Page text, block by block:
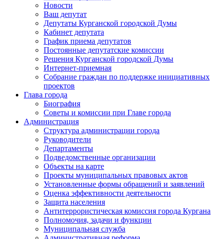
Новости
Ваш депутат
Депутаты Курганской городской Думы
Кабинет депутата
График приема депутатов
Постоянные депутатские комиссии
Решения Курганской городской Думы
Интернет-приемная
Собрание граждан по поддержке инициативных
проектов
Глава города
Биография
Советы и комиссии при Главе города
Администрация
Структура администрации города
Руководители
Департаменты
Подведомственные организации
Объекты на карте
Проекты муниципальных правовых актов
Установленные формы обращений и заявлений
Оценка эффективности деятельности
Защита населения
Антитеррористическая комиссия города Кургана
Полномочия, задачи и функции
Муниципальная служба